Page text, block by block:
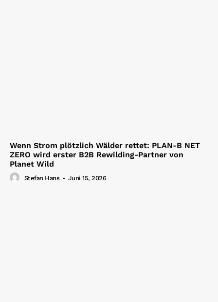
Wenn Strom plötzlich Wälder rettet: PLAN-B NET
ZERO wird erster B2B Rewilding-Partner von
Planet Wild
Stefan Hans - Juni 15, 2026